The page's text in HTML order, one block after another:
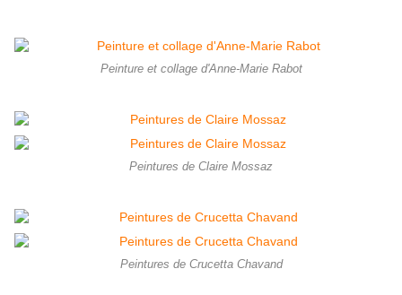
Peinture et collage d'Anne-Marie Rabot
Peintures de Claire Mossaz
Peintures de Crucetta Chavand